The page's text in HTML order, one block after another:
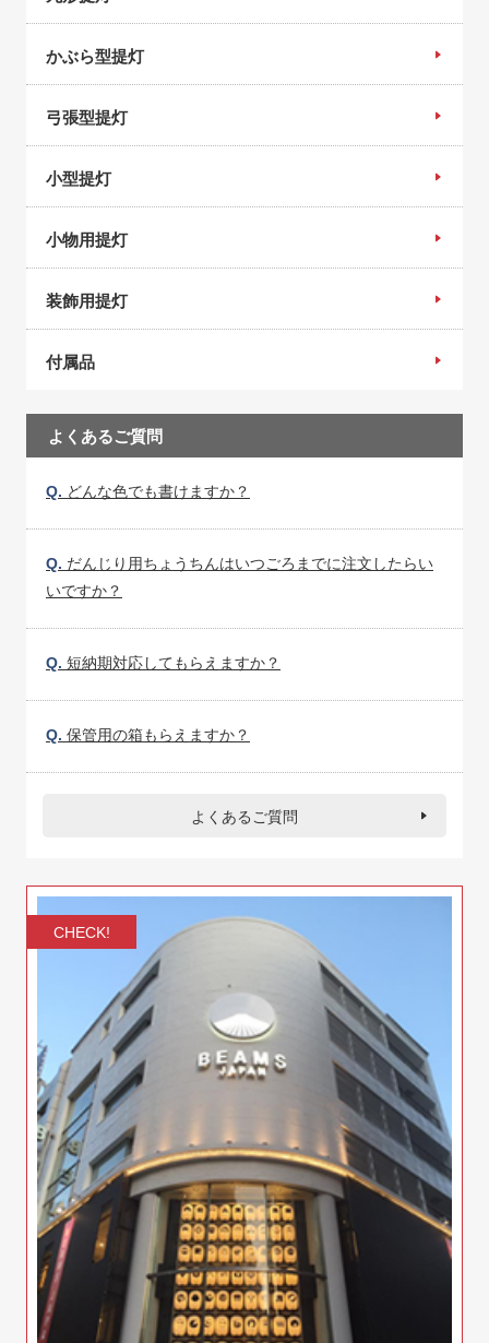
かぶら型提灯
弓張型提灯
小型提灯
小物用提灯
装飾用提灯
付属品
よくあるご質問
Q. どんな色でも書けますか？
Q. だんじり用ちょうちんはいつごろまでに注文したらい
いですか？
Q. 短納期対応してもらえますか？
Q. 保管用の箱もらえますか？
よくあるご質問
CHECK!